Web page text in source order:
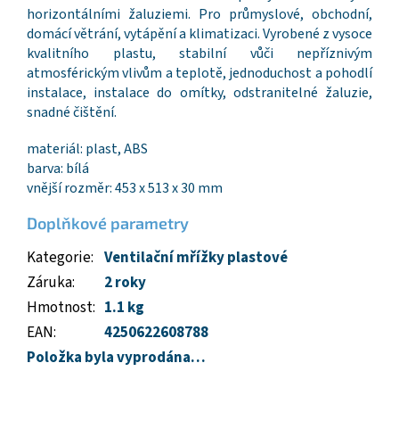
horizontálními žaluziemi. Pro průmyslové, obchodní,
domácí větrání, vytápění a klimatizaci. Vyrobené z vysoce
kvalitního plastu, stabilní vůči nepříznivým
atmosférickým vlivům a teplotě, jednoduchost a pohodlí
instalace, instalace do omítky, odstranitelné žaluzie,
snadné čištění.
materiál: plast, ABS
barva: bílá
vnější rozměr: 453 x 513 x 30 mm
Doplňkové parametry
Kategorie: Ventilační mřížky plastové
Záruka:
2 roky
Hmotnost: 1.1 kg
EAN:
4250622608788
Položka byla vyprodána…